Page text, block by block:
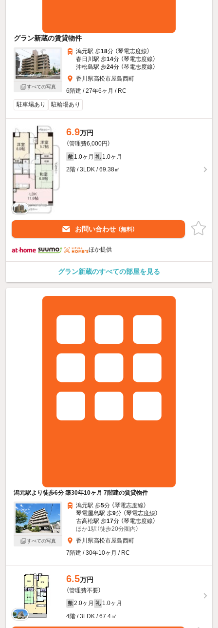
グラン新蔵の賃貸物件
すべての写真
潟元駅 歩18分 （琴電志度線）
春日川駅 歩14分 （琴電志度線）
沖松島駅 歩24分 （琴電志度線）
香川県高松市屋島西町
6階建 / 27年6ヶ月 / RC
駐車場あり
駐輪場あり
6.9万円
（管理費6,000円）
敷 1.0ヶ月 礼 1.0ヶ月
2階 / 3LDK / 69.38㎡
お問い合わせ （無料）
ほか提供
グラン新蔵のすべての部屋を見る
潟元駅より徒歩6分 築30年10ヶ月 7階建の賃貸物件
すべての写真
潟元駅 歩5分 （琴電志度線）
琴電屋島駅 歩9分 （琴電志度線）
古高松駅 歩17分 （琴電志度線）
ほか1駅（徒歩20分圏内）
香川県高松市屋島西町
7階建 / 30年10ヶ月 / RC
6.5万円
（管理費不要）
敷 2.0ヶ月 礼 1.0ヶ月
4階 / 3LDK / 67.4㎡